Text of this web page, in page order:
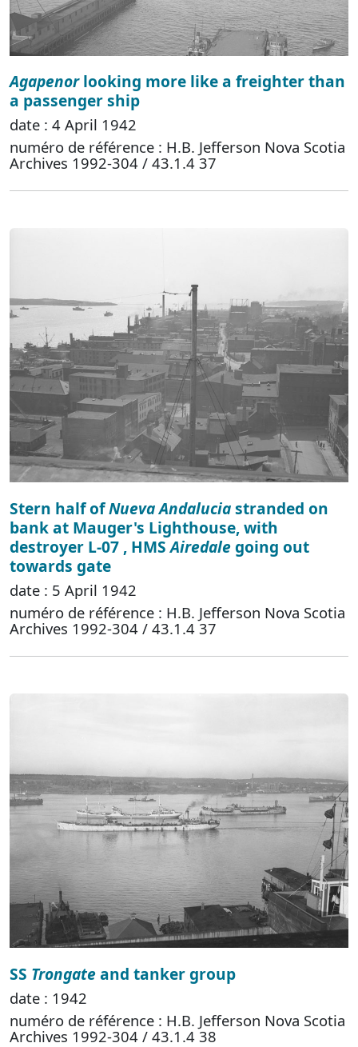
Agapenorlooking more like a freighter than
a passenger ship
date : 4 April 1942
numéro de référence : H.B. Jefferson Nova Scotia
Archives 1992-304 / 43.1.4 37
Stern half ofNueva Andaluciastranded on
bank at Mauger's Lighthouse, with
destroyer L-07 , HMSAiredalegoing out
towards gate
date : 5 April 1942
numéro de référence : H.B. Jefferson Nova Scotia
Archives 1992-304 / 43.1.4 37
SS Trongateand tanker group
date : 1942
numéro de référence : H.B. Jefferson Nova Scotia
Archives 1992-304 / 43.1.4 38